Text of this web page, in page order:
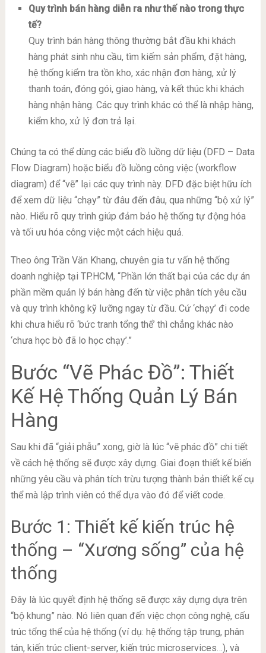
Quy trình bán hàng diễn ra như thế nào trong thực
tế?
Quy trình bán hàng thông thường bắt đầu khi khách
hàng phát sinh nhu cầu, tìm kiếm sản phẩm, đặt hàng,
hệ thống kiểm tra tồn kho, xác nhận đơn hàng, xử lý
thanh toán, đóng gói, giao hàng, và kết thúc khi khách
hàng nhận hàng. Các quy trình khác có thể là nhập hàng,
kiểm kho, xử lý đơn trả lại.
Chúng ta có thể dùng các biểu đồ luồng dữ liệu (DFD – Data
Flow Diagram) hoặc biểu đồ luồng công việc (workflow
diagram) để “vẽ” lại các quy trình này. DFD đặc biệt hữu ích
để xem dữ liệu “chạy” từ đâu đến đâu, qua những “bộ xử lý”
nào. Hiểu rõ quy trình giúp đảm bảo hệ thống tự động hóa
và tối ưu hóa công việc một cách hiệu quả.
Theo ông Trần Văn Khang, chuyên gia tư vấn hệ thống
doanh nghiệp tại TP.HCM, “Phần lớn thất bại của các dự án
phần mềm quản lý bán hàng đến từ việc phân tích yêu cầu
và quy trình không kỹ lưỡng ngay từ đầu. Cứ ‘chạy’ đi code
khi chưa hiểu rõ ‘bức tranh tổng thể’ thì chẳng khác nào
‘chưa học bò đã lo học chạy’.”
Bước “Vẽ Phác Đồ”: Thiết
Kế Hệ Thống Quản Lý Bán
Hàng
Sau khi đã “giải phẫu” xong, giờ là lúc “vẽ phác đồ” chi tiết
về cách hệ thống sẽ được xây dựng. Giai đoạn thiết kế biến
những yêu cầu và phân tích trừu tượng thành bản thiết kế cụ
thể mà lập trình viên có thể dựa vào đó để viết code.
Bước 1: Thiết kế kiến trúc hệ
thống – “Xương sống” của hệ
thống
Đây là lúc quyết định hệ thống sẽ được xây dựng dựa trên
“bộ khung” nào. Nó liên quan đến việc chọn công nghệ, cấu
trúc tổng thể của hệ thống (ví dụ: hệ thống tập trung, phân
tán, kiến trúc client-server, kiến trúc microservices…), và